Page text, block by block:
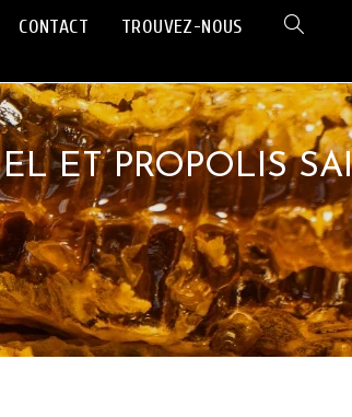
CONTACT TROUVEZ-NOUS
ET PROPOLIS